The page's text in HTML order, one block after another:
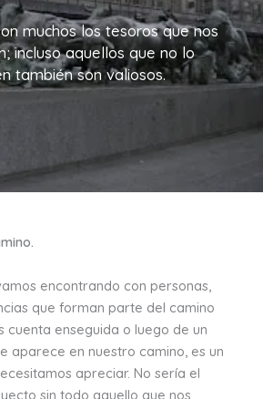
muchos los tesoros que nos
incluso aquellos que no lo
también son valiosos.
encontrando con personas,
que forman parte del camino
cuenta enseguida o luego de un
aparece en nuestro camino, es un
apreciar. No sería el
sin todo aquello que nos